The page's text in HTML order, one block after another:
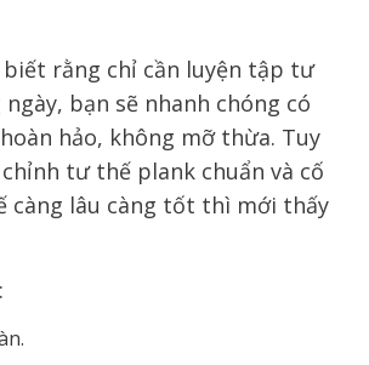
biết rằng chỉ cần luyện tập tư
bạn sẽ nhanh chóng có
hảo, không mỡ thừa. Tuy
tư thế plank chuẩn và cố
càng lâu càng tốt thì mới thấy